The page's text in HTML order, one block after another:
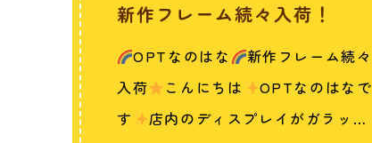
新作フレーム続々入荷！
OPTなのはな
新作フレーム続々
入荷
こんにちは
OPTなのはなで
す
店内のディスプレイがガラッ…